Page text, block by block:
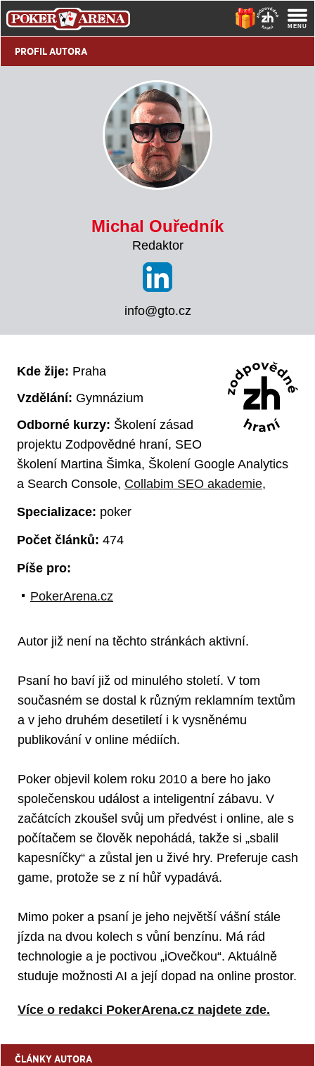
PROFIL AUTORA
Michal Ouředník
Redaktor
info@gto.cz
Kde žije: Praha
Vzdělání: Gymnázium
Odborné kurzy: Školení zásad
projektu Zodpovědné hraní, SEO
školení Martina Šimka, Školení Google Analytics
a Search Console, Collabim SEO akademie,
Specializace: poker
Počet článků: 474
Píše pro:
PokerArena.cz
Autor již není na těchto stránkách aktivní.
Psaní ho baví již od minulého století. V tom
současném se dostal k různým reklamním textům
a v jeho druhém desetiletí i k vysněnému
publikování v online médiích.
Poker objevil kolem roku 2010 a bere ho jako
společenskou událost a inteligentní zábavu. V
začátcích zkoušel svůj um předvést i online, ale s
počítačem se člověk nepohádá, takže si „sbalil
kapesníčky“ a zůstal jen u živé hry. Preferuje cash
game, protože se z ní hůř vypadává.
Mimo poker a psaní je jeho největší vášní stále
jízda na dvou kolech s vůní benzínu. Má rád
technologie a je poctivou „iOvečkou“. Aktuálně
studuje možnosti AI a její dopad na online prostor.
Více o redakci PokerArena.cz najdete zde.
ČLÁNKY AUTORA